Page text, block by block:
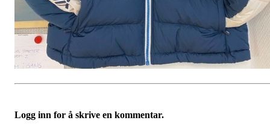
Logg inn for å skrive en kommentar.